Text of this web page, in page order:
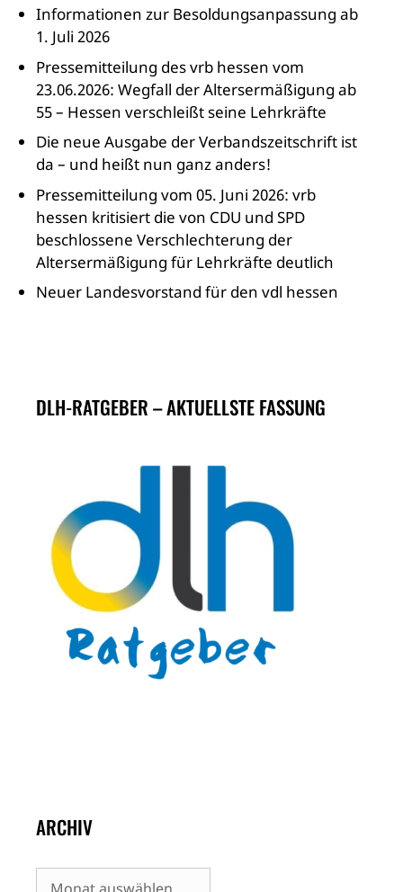
Informationen zur Besoldungsanpassung ab
1. Juli 2026
Pressemitteilung des vrb hessen vom
23.06.2026: Wegfall der Altersermäßigung ab
55 – Hessen verschleißt seine Lehrkräfte
Die neue Ausgabe der Verbandszeitschrift ist
da – und heißt nun ganz anders!
Pressemitteilung vom 05. Juni 2026: vrb
hessen kritisiert die von CDU und SPD
beschlossene Verschlechterung der
Altersermäßigung für Lehrkräfte deutlich
Neuer Landesvorstand für den vdl hessen
DLH-RATGEBER – AKTUELLSTE FASSUNG
ARCHIV
Archiv